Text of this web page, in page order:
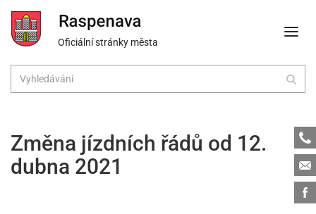
Oficiální stránky města
Změna jízdních řádů od 12.
dubna 2021